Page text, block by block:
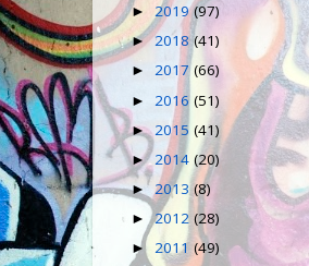
► 2019(97)
►2018(41)
► 2017(66)
► 2016 (51)
►2015 (41)
► 2014 (20)
► 2013 (8)
►2012 (28)
► 2011 (49)